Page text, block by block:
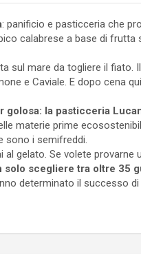
: panificio e pasticceria che
calabrese a base di frutta
sul mare da togliere il fiato.
e Caviale. E dopo cena
golosa: la pasticceria
materie prime
i semifreddi.
gelato. Se volete provarne
scegliere tra oltre 35
determinato il successo di